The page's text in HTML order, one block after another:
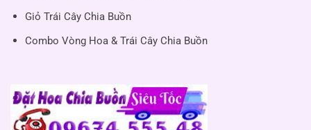
Giỏ Trái Cây Chia Buồn
Combo Vòng Hoa & Trái Cây Chia Buồn